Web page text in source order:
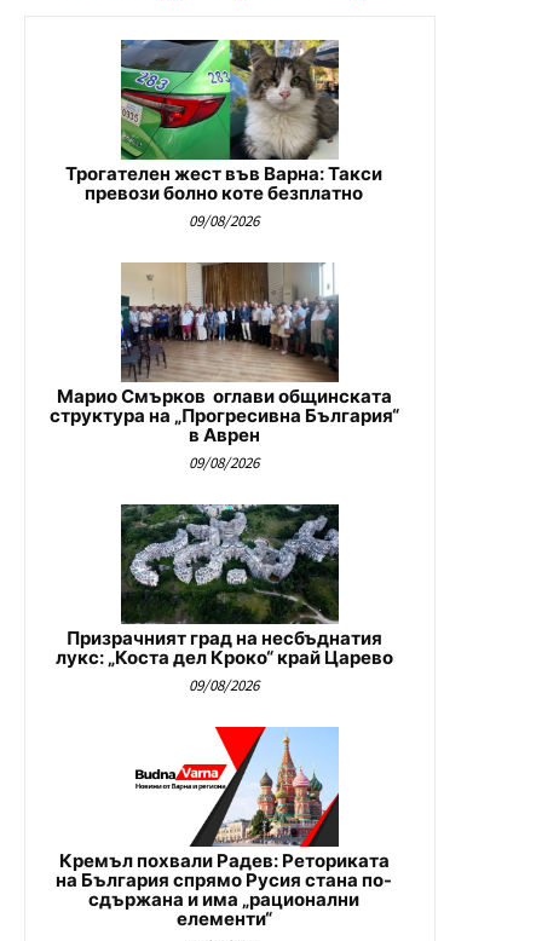
Трогателен жест във Варна: Такси
превози болно коте безплатно
09/08/2026
Марио Смърков оглави общинската
структура на „Прогресивна България“
в Аврен
09/08/2026
Призрачният град на несбъднатия
лукс: „Коста дел Кроко“ край Царево
09/08/2026
Кремъл похвали Радев: Реториката
на България спрямо Русия стана по-
сдържана и има „рационални
елементи“